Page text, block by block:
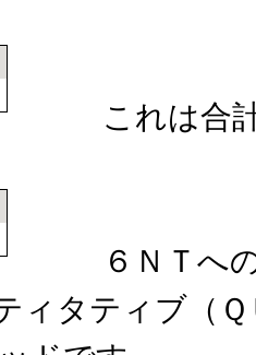
これは合計
６ＮＴへの
ティブ（Ｑ